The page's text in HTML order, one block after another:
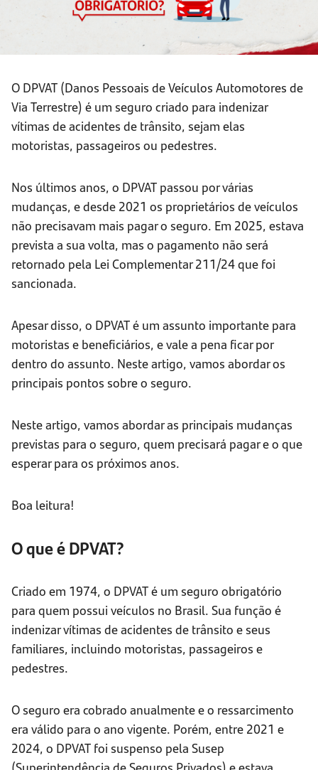
O DPVAT (Danos Pessoais de Veículos Automotores de
Via Terrestre) é um seguro criado para indenizar
vítimas de acidentes de trânsito, sejam elas
motoristas, passageiros ou pedestres.
Nos últimos anos, o DPVAT passou por várias
mudanças, e desde 2021 os proprietários de veículos
não precisavam mais pagar o seguro. Em 2025, estava
prevista a sua volta, mas o pagamento não será
retornado pela Lei Complementar 211/24 que foi
sancionada.
Apesar disso, o DPVAT é um assunto importante para
motoristas e beneficiários, e vale a pena ficar por
dentro do assunto. Neste artigo, vamos abordar os
principais pontos sobre o seguro.
Neste artigo, vamos abordar as principais mudanças
previstas para o seguro, quem precisará pagar e o que
esperar para os próximos anos.
Boa leitura!
O que é DPVAT?
Criado em 1974, o DPVAT é um seguro obrigatório
para quem possui veículos no Brasil. Sua função é
indenizar vítimas de acidentes de trânsito e seus
familiares, incluindo motoristas, passageiros e
pedestres.
O seguro era cobrado anualmente e o ressarcimento
era válido para o ano vigente. Porém, entre 2021 e
2024, o DPVAT foi suspenso pela Susep